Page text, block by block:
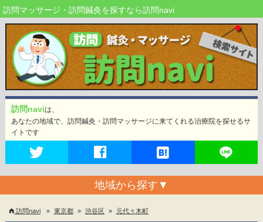
訪問マッサージ・訪問鍼灸を探すなら訪問navi
訪問naviは、
あなたの地域で、訪問鍼灸・訪問マッサージに来てくれる治療院を探せるサ
イトです
地域から探す ▼
訪問navi » 東京都 » 渋谷区 » 元代々木町